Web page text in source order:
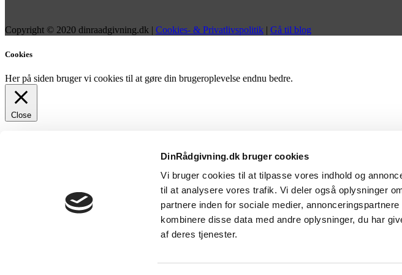
DinRådgivning.dk bruger cookies
Vi bruger cookies til at tilpasse vores indhold og
til at analysere vores trafik. Vi deler også oplysninger
partnere inden for sociale medier,
kombinere disse data med andre oplysninger, du har
af deres tjenester.
Copyright © 2020 dinraadgivning.dk | Cookies- & Privatlivspolitik | Gå til blog
Cookies
Her på siden bruger vi cookies til at gøre din brugeroplevelse endnu bedre.
Close
This website uses cookies to improve your experience while you navigate through the website. Out of
for the working of basic functionalities of the website. We also use third-party cookies that help us
consent. You also have the option to opt-out of these cookies. But opting out of some of these cookies
Necessary cookies are absolutely essential for the website to function properly. This category only